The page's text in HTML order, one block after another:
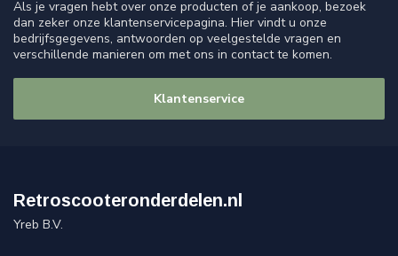
Als je vragen hebt over onze producten of je aankoop, bezoek
dan zeker onze klantenservicepagina. Hier vindt u onze
bedrijfsgegevens, antwoorden op veelgestelde vragen en
verschillende manieren om met ons in contact te komen.
Klantenservice
Retroscooteronderdelen.nl
Yreb B.V.